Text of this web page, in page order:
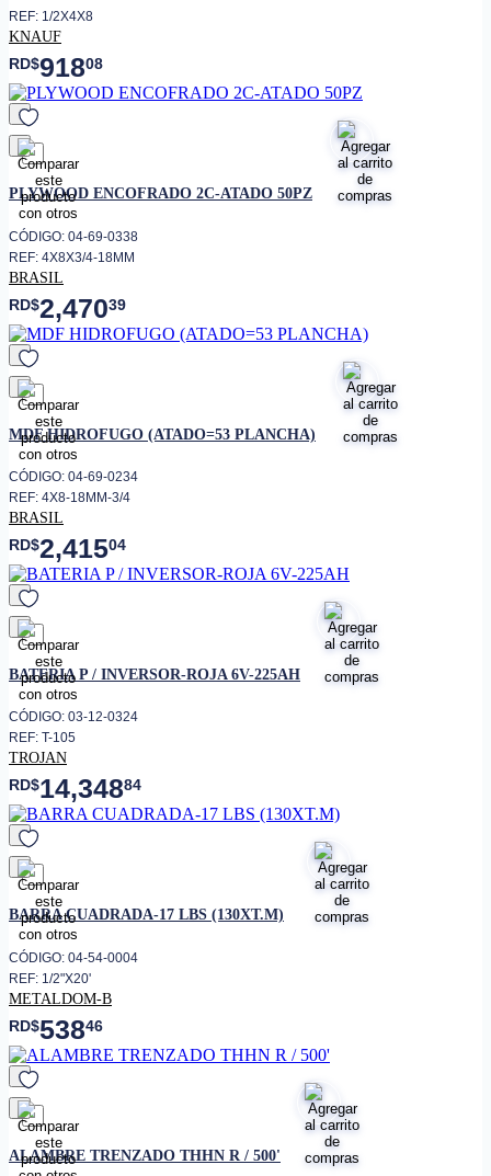
REF: 1/2X4X8
KNAUF
RD$91808
favorito
PLYWOOD ENCOFRADO 2C-ATADO 50PZ
CÓDIGO: 04-69-0338
REF: 4X8X3/4-18MM
BRASIL
RD$2,47039
favorito
MDF HIDROFUGO (ATADO=53 PLANCHA)
CÓDIGO: 04-69-0234
REF: 4X8-18MM-3/4
BRASIL
RD$2,41504
favorito
BATERIA P / INVERSOR-ROJA 6V-225AH
CÓDIGO: 03-12-0324
REF: T-105
TROJAN
RD$14,34884
favorito
BARRA CUADRADA-17 LBS (130XT.M)
CÓDIGO: 04-54-0004
REF: 1/2"X20'
METALDOM-B
RD$53846
favorito
ALAMBRE TRENZADO THHN R / 500'